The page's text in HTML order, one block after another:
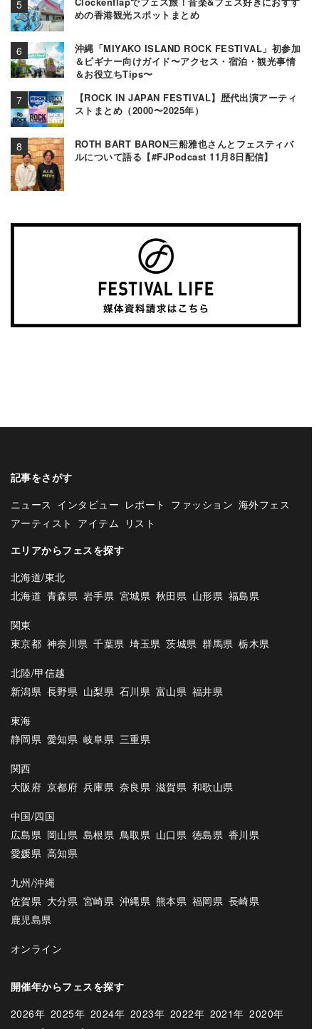
めの香港観光スポットまとめ
沖縄「MIYAKO ISLAND ROCK FESTIVAL」初参加
＆ビギナー向けガイド〜アクセス・宿泊・観光事情
＆お役立ちTips〜
【ROCK IN JAPAN FESTIVAL】歴代出演アーティ
ストまとめ（2000〜2025年）
ROTH BART BARON三船雅也さんとフェスティバ
ルについて語る【#FJPodcast 11月8日配信】
記事をさがす
ニュース インタビュー レポート ファッション 海外フェス
アーティスト アイテム
リスト
エリアからフェスを探す
北海道/東北
北海道 青森県 岩手県 宮城県 秋田県 山形県 福島県
関東
東京都 神奈川県 千葉県 埼玉県 茨城県 群馬県 栃木県
北陸/甲信越
新潟県 長野県 山梨県 石川県 富山県 福井県
東海
静岡県 愛知県 岐阜県 三重県
関西
大阪府 京都府 兵庫県 奈良県 滋賀県 和歌山県
中国/四国
広島県 岡山県 島根県 鳥取県 山口県 徳島県 香川県
愛媛県 高知県
九州/沖縄
佐賀県 大分県 宮崎県 沖縄県 熊本県 福岡県 長崎県
鹿児島県
オンライン
開催年からフェスを探す
2026年 2025年 2024年 2023年 2022年 2021年 2020年